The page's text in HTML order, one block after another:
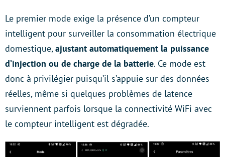
Le premier mode exige la présence d’un compteur
intelligent pour surveiller la consommation électrique
domestique,ajustant automatiquement la puissance
d’injection ou de charge de la batterie. Ce mode est
donc à privilégier puisqu’il s’appuie sur des données
réelles, même si quelques problèmes de latence
surviennent parfois lorsque la connectivité WiFi avec
le compteur intelligent est dégradée.